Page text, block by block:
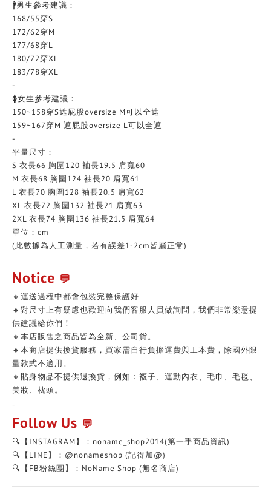
🚹男生參考建議：
168/55穿S
172/62穿M
177/68穿L
180/72穿XL
183/78穿XL
-
🚺女生參考建議：
150~158穿S遮屁股oversize M可以全遮
159~167穿M 遮屁股oversize L可以全遮
-
平量尺寸：
S 衣長66 胸圍120 袖長19.5 肩寬60
M 衣長68 胸圍124 袖長20 肩寬61
L 衣長70 胸圍128 袖長20.5 肩寬62
XL 衣長72 胸圍132 袖長21 肩寬63
2XL 衣長74 胸圍136 袖長21.5 肩寬64
單位：cm
(此數據為人工測量，若有誤差1-2cm皆屬正常)
-
Notice 💬
🔸運送過程中都會包裝完整保護好
🔸對尺寸上有疑慮也歡迎向我們客服人員做詢問，我們非常樂意提
供建議給你們！
🔸本店販售之商品皆為全新、公司貨。
🔸本商店提供換貨服務，買家需自行負擔運費與工本費，除國外限
量款式不適用。
🔸貼身物品不提供退換貨，例如：襪子、運動內衣、毛巾、毛毯、
美妝、枕頭。
-
Follow Us 💬
🔍【INSTAGRAM】：noname_shop2014(第一手商品資訊)
🔍【LINE】：@nonameshop (記得加@)
🔍【FB粉絲團】：NoName Shop (無名商店)